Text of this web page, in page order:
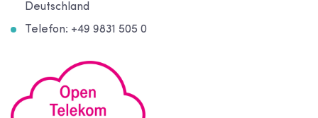
Deutschland
Telefon: +49 9831 505 0